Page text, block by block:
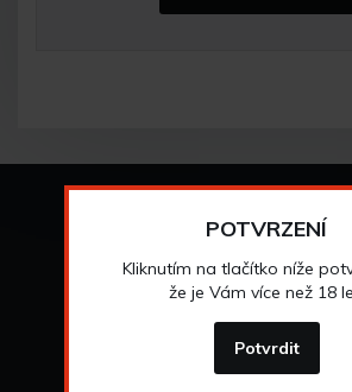
Vše o nákupu
Všeobecné obchodní podmínky
Možnosti osobníhoodběru
>
>
smlouvy
>
POTVRZENÍ
Kliknutím na tlačítko níže
že je Vám více než 18
Potvrdit